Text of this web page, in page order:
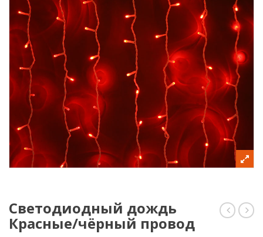
дождь
Светодиодный дождь
Красные/чёрный провод